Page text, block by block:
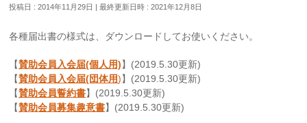
投稿日 : 2014年11月29日 最終更新日時 : 2021年12月8日
各種届出書の様式は、ダウンロードしてお使いください。
【賛助会員入会届(個人用)】(2019.5.30更新)
【賛助会員入会届(団体用)】(2019.5.30更新)
【賛助会員誓約書】(2019.5.30更新)
【賛助会員募集趣意書】(2019.5.30更新)